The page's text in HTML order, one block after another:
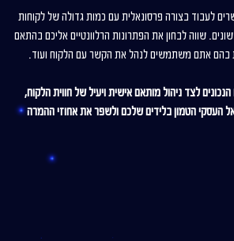
לעבוד בצורה פרסונאלית עם כמות גדולה של לקוחות
שווה לבחון את הפתרונות הרלוונטיים אליכם בהתאם
בהם אתם משתמשים לנהל את הקשר עם הלקוח ועוד.
לצד ניהול מותאם אישית ויעיל של חווית הלקוח,
העסקי הטמון בלידים שלכם ולשפר את אחוזי ההמרה